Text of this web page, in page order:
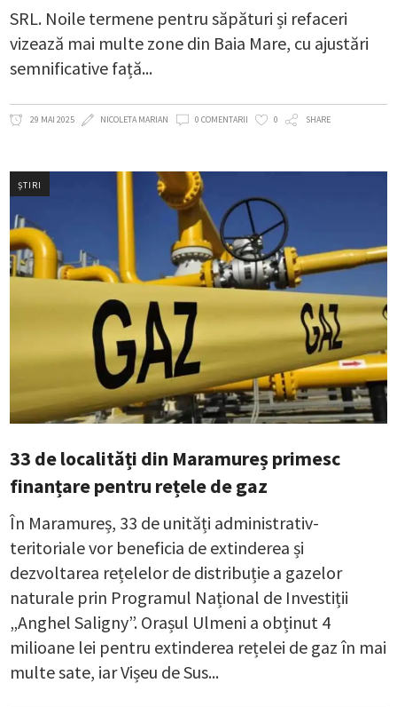
SRL. Noile termene pentru săpături și refaceri
vizează mai multe zone din Baia Mare, cu ajustări
semnificative față
29 MAI 2025 NICOLETA MARIAN 0 COMENTARII 0 SHARE
ȘTIRI
33 de localități din Maramureș primesc
finanțare pentru rețele de gaz
În Maramureș, 33 de unități administrativ-
teritoriale vor beneficia de extinderea și
dezvoltarea rețelelor de distribuție a gazelor
naturale prin Programul Național de Investiții
„Anghel Saligny”. Orașul Ulmeni a obținut 4
milioane lei pentru extinderea rețelei de gaz în mai
multe sate, iar Vișeu de Sus